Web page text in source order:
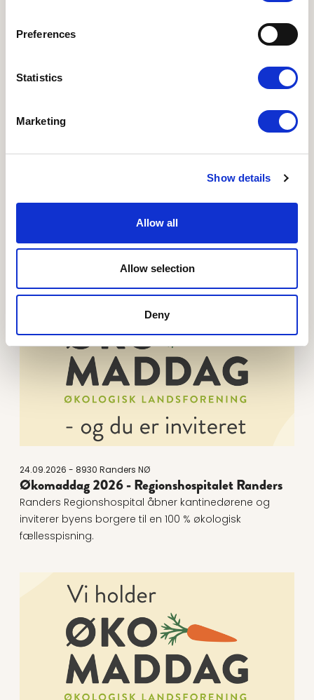
Preferences
Statistics
Marketing
Show details
Allow all
Allow selection
Deny
Økomaddag 2026 - Toftegaard Økologi
Økomaddagen er et samarbejde mellem Toftegaard
Økologi og Mel fra Forum – to vestjyske økologiske
24.09.2026 - 8930 Randers NØ
Økomaddag 2026 - Regionshospitalet Randers
Randers Regionshospital åbner kantinedørene og
inviterer byens borgere til en 100 % økologisk
fællesspisning.